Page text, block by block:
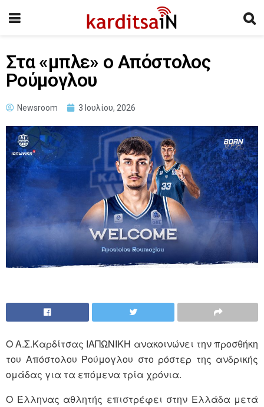
Στα «μπλε» ο Απόστολος
Ρούμογλου
Newsroom 3 Ιουλίου, 2026
Ο Α.Σ.Καρδίτσας ΙΑΠΩΝΙΚΗ ανακοινώνει την προσθήκη
του Απόστολου Ρούμογλου στο ρόστερ της ανδρικής
ομάδας για τα επόμενα τρία χρόνια.
Ο Έλληνας αθλητής επιστρέφει στην Ελλάδα μετά